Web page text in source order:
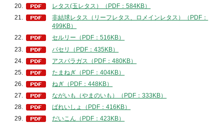
レタス(玉レタス）（PDF：584KB）
非結球レタス（リーフレタス、ロメインレタス）（PDF：
499KB）
セルリー（PDF：516KB）
パセリ（PDF：435KB）
アスパラガス（PDF：480KB）
たまねぎ（PDF：404KB）
ねぎ（PDF：448KB）
ながいも（やまのいも）（PDF：333KB）
ばれいしょ（PDF：416KB）
だいこん（PDF：423KB）